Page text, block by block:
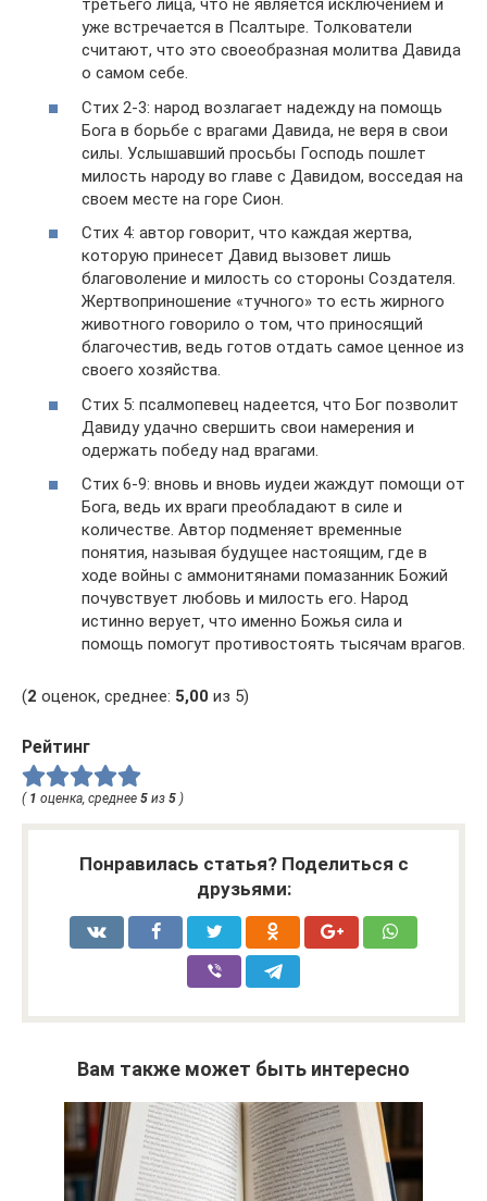
третьего лица, что не является исключением и
уже встречается в Псалтыре. Толкователи
считают, что это своеобразная молитва Давида
о самом себе.
Стих 2-3: народ возлагает надежду на помощь
Бога в борьбе с врагами Давида, не веря в свои
силы. Услышавший просьбы Господь пошлет
милость народу во главе с Давидом, восседая на
своем месте на горе Сион.
Стих 4: автор говорит, что каждая жертва,
которую принесет Давид вызовет лишь
благоволение и милость со стороны Создателя.
Жертвоприношение «тучного» то есть жирного
животного говорило о том, что приносящий
благочестив, ведь готов отдать самое ценное из
своего хозяйства.
Стих 5: псалмопевец надеется, что Бог позволит
Давиду удачно свершить свои намерения и
одержать победу над врагами.
Стих 6-9: вновь и вновь иудеи жаждут помощи от
Бога, ведь их враги преобладают в силе и
количестве. Автор подменяет временные
понятия, называя будущее настоящим, где в
ходе войны с аммонитянами помазанник Божий
почувствует любовь и милость его. Народ
истинно верует, что именно Божья сила и
помощь помогут противостоять тысячам врагов.
(2 оценок, среднее: 5,00 из 5)
Рейтинг
( 1 оценка, среднее 5 из 5 )
Понравилась статья? Поделиться с
друзьями:
Вам также может быть интересно